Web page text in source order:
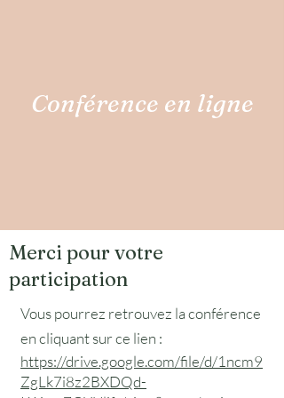
Conférence en ligne
Merci pour votre
participation
Vous pourrez retrouvez la conférence
en cliquant sur ce lien :
https://drive.google.com/file/d/1ncm9
ZgLk7i8z2BXDQd-